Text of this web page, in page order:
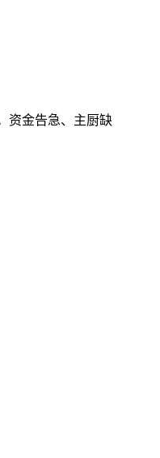
资金告急、主厨缺